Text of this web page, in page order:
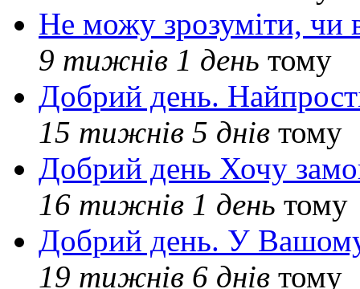
Не можу зрозуміти, чи
9 тижнів 1 день тому
Добрий день.
15 тижнів 5 днів тому
Добрий день Хочу
16 тижнів 1 день тому
Добрий день. У Вашому
19 тижнів 6 днів тому